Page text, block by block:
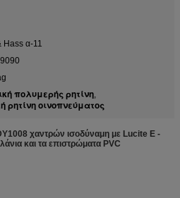
Hass α-11
πολυμερής ρητίνη,
ρητίνη οινοπνεύματος
χαντρών ισοδύναμη με Lucite Ε -
και τα επιστρώματα PVC